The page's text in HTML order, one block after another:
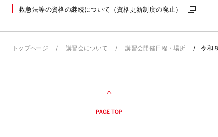
救急法等の資格の継続について（資格更新制度の廃止）
トップページ 講習会について 講習会開催日程・場所 令和